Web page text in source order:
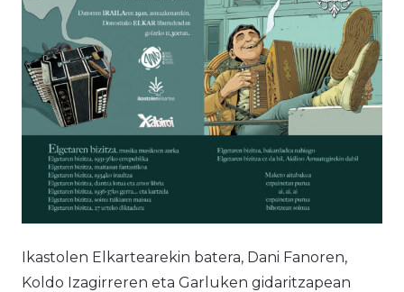
Ikastolen Elkartearekin batera, Dani Fanoren,
Koldo Izagirreren eta Garluken gidaritzapean